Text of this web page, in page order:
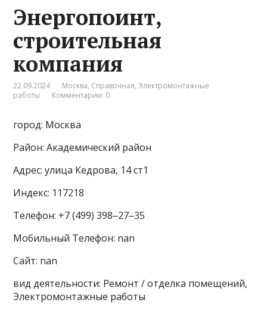
Энергопоинт,
строительная
компания
22.09.2024 Москва, Справочная,Электромонтажные
работы
Комментарии: 0
город: Москва
Район: Академический район
Адрес: улица Кедрова, 14 ст1
Индекс: 117218
Телефон: +7 (499) 398‒27‒35
Мобильный Телефон: nan
Сайт: nan
вид деятельности: Ремонт / отделка помещений,
Электромонтажные работы